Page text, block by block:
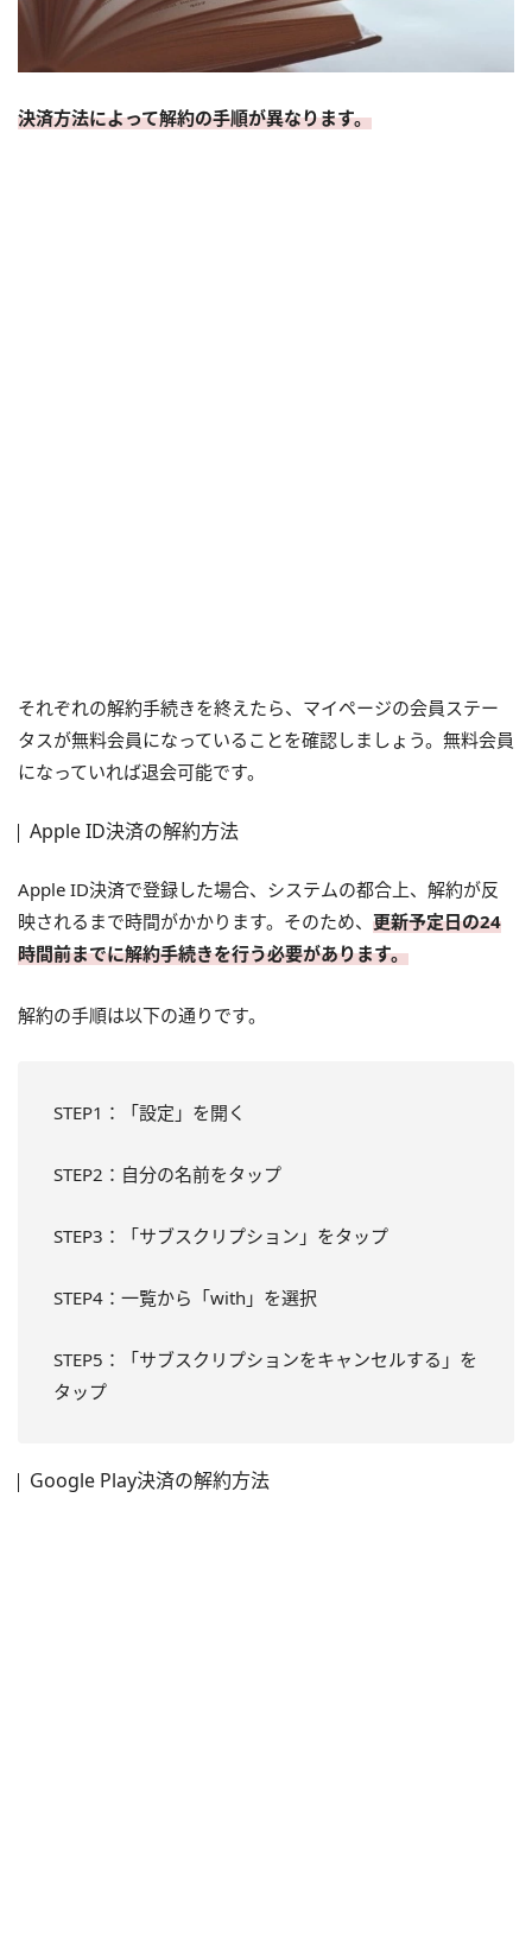
決済方法によって解約の手順が異なります。
それぞれの解約手続きを終えたら、マイページの会員ステー
タスが無料会員になっていることを確認しましょう。無料会員
になっていれば退会可能です。
Apple ID決済の解約方法
Apple ID決済で登録した場合、システムの都合上、解約が反
映されるまで時間がかかります。そのため、 更新予定日の24
時間前までに解約手続きを行う必要があります。
解約の手順は以下の通りです。
STEP1：「設定」を開く
STEP2：自分の名前をタップ
STEP3：「サブスクリプション」をタップ
STEP4：一覧から「with」を選択
STEP5：「サブスクリプションをキャンセルする」を
タップ
Google Play決済の解約方法